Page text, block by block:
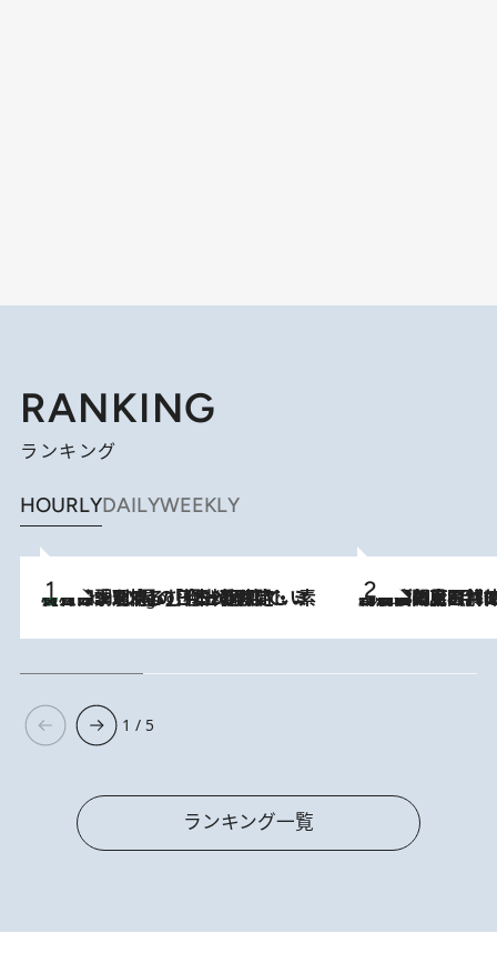
RANKING
ランキング
HOURLYDAILYWEEKLY
3 Hours Ago
【大分・別府】「今一番おいしい食材を調理する」1日2組限定・ミシュラン2ツ星の日本料理店で、素材と四季を愉しむ極上の時間 2026.8.8
「最後に見られてよかった」上野動物園の東園パンダ舎が解体前に特別公開。8月16日まで延長されたパネル展と共に辿る“半世紀”のパンダ飼育《解体工事の図面あり》
1 / 5
ランキング一覧